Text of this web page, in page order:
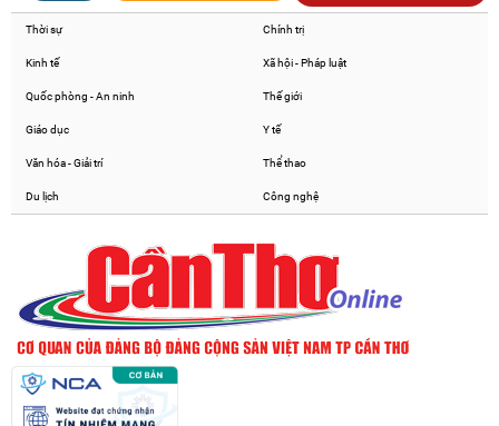
Thời sự Chính trị
Kinh tế Xã hội - Pháp luật
Quốc phòng - An ninh Thế giới
Giáo dục Y tế
Văn hóa - Giải trí Thể thao
Du lịch Công nghệ